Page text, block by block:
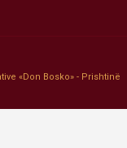
«Don Bosko» - Prishtinë